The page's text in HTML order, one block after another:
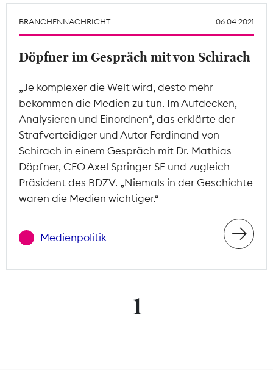
Wächterpreis
ALLE THEMEN
Mitgliederbereich
BRANCHENNACHRICHT 06.04.2021
Döpfner im Gespräch mit von Schirach
„Je komplexer die Welt wird, desto mehr
bekommen die Medien zu tun. Im Aufdecken,
Analysieren und Einordnen“, das erklärte der
Strafverteidiger und Autor Ferdinand von
Schirach in einem Gespräch mit Dr. Mathias
Döpfner, CEO Axel Springer SE und zugleich
Präsident des BDZV. „Niemals in der Geschichte
waren die Medien wichtiger.“
Medienpolitik
1